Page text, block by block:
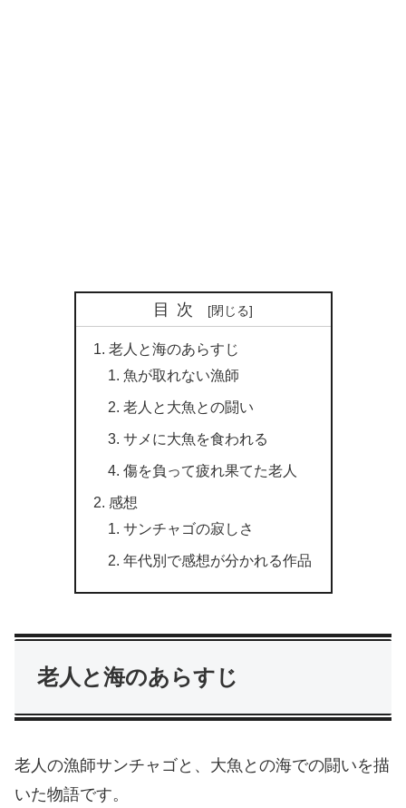
目次
老人と海のあらすじ
魚が取れない漁師
老人と大魚との闘い
サメに大魚を食われる
傷を負って疲れ果てた老人
感想
サンチャゴの寂しさ
年代別で感想が分かれる作品
老人と海のあらすじ
老人の漁師サンチャゴと、大魚との海での闘いを描
いた物語です。